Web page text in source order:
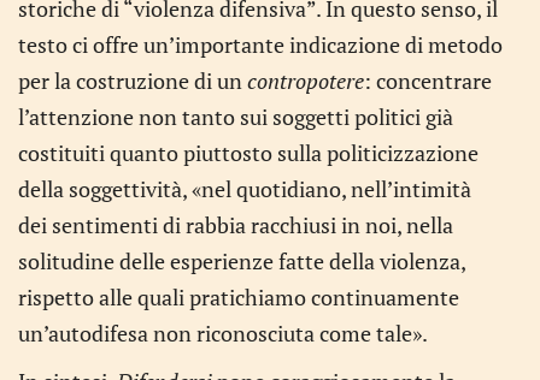
storiche di “violenza difensiva”. In questo senso, il
testo ci offre un’importante indicazione di metodo
per la costruzione di un contropotere: concentrare
l’attenzione non tanto sui soggetti politici già
costituiti quanto piuttosto sulla politicizzazione
della soggettività, «nel quotidiano, nell’intimità
dei sentimenti di rabbia racchiusi in noi, nella
solitudine delle esperienze fatte della violenza,
rispetto alle quali pratichiamo continuamente
un’autodifesa non riconosciuta come tale».